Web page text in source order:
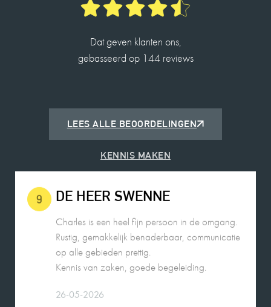
Dat geven klanten ons,
gebasseerd op 144 reviews
LEES ALLE BEOORDELINGEN
KENNIS MAKEN
ROBIN DE JONG
Charles is een fijne deskundige makelaar en
heeft me op een prettige manier door het proces
9 DE HEER SWENNE
Charles is een heel fijn persoon in de omgang.
op alle gebieden prettig.
Kennis van zaken, goede begeleiding.
26-05-2026